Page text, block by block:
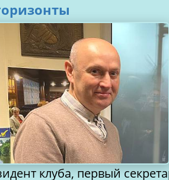
клуба, первый